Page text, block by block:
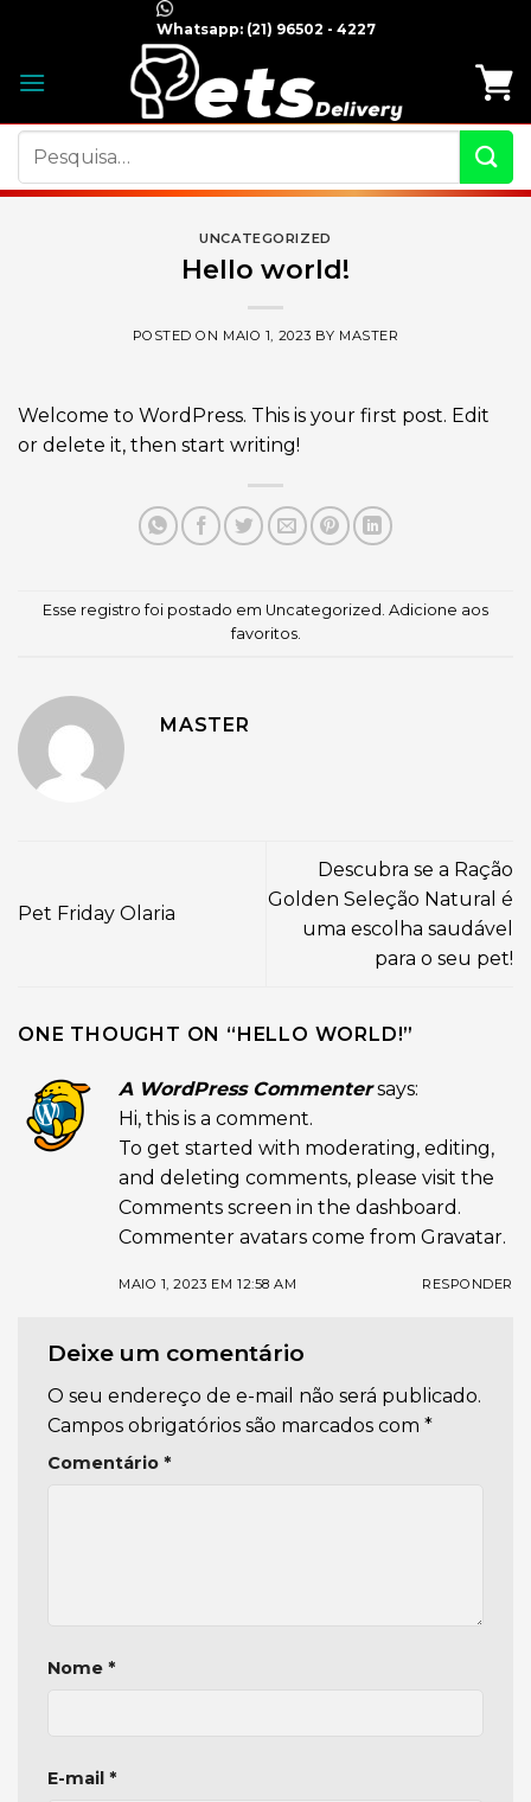
content
Whatsapp:(21) 96502 - 4227
por:
UNCATEGORIZED
Hello world!
POSTED ON MAIO 1, 2023 BY MASTER
Welcome to WordPress. This is your first post. Edit
or delete it, then start writing!
Esse registro foi postado em Uncategorized Adicione aos
favoritos.
MASTER
Pet Friday Olaria
Descubra se a Ração
Golden Seleção Natural é
uma escolha saudável
para o seu pet!
ONE THOUGHT ON “HELLO WORLD!”
A WordPress Commenter says:
Hi, this is a comment.
To get started with moderating, editing,
and deleting comments, please visit the
Comments screen in the dashboard.
Commenter avatars come from Gravatar.
MAIO 1, 2023 EM 12:58 AM RESPONDER
Deixe um comentário
O seu endereço de e-mail não será publicado.
Campos obrigatórios são marcados com *
Comentário *
Nome *
E-mail *